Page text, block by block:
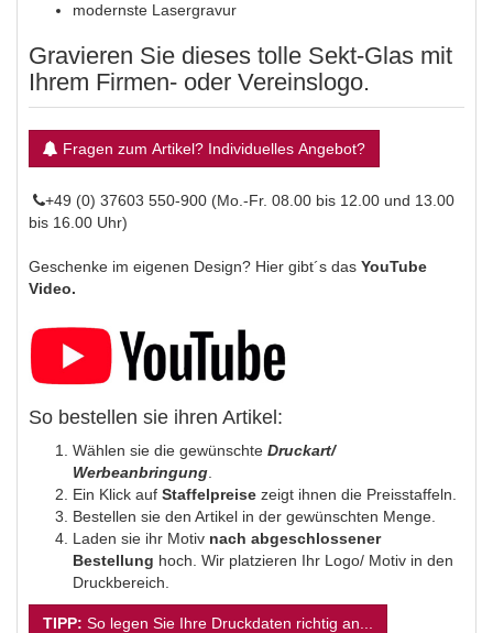
modernste Lasergravur
Gravieren Sie dieses tolle Sekt-Glas mit
Ihrem Firmen- oder Vereinslogo.
Fragen zum Artikel? Individuelles Angebot?
+49 (0) 37603 550-900 (Mo.-Fr. 08.00 bis 12.00 und 13.00
bis 16.00 Uhr)
Geschenke im eigenen Design? Hier gibt´s das YouTube
Video.
So bestellen sie ihren Artikel:
Wählen sie die gewünschte Druckart/
Werbeanbringung
Ein Klick auf Staffelpreise zeigt ihnen die Preisstaffeln.
Bestellen sie den Artikel in der gewünschten Menge.
Laden sie ihr Motiv nach abgeschlossener
Bestellung hoch. Wir platzieren Ihr Logo/ Motiv in den
Druckbereich.
TIPP: So legen Sie Ihre Druckdaten richtig an...